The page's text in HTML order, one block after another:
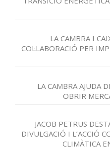
LA CAMBRA I
COL·LABORACIÓ PER
LA CAMBRA AJUDA
OBRIR
JACOB PETRUS
DIVULGACIÓ I L’ACCIÓ
CLIMÀTICA